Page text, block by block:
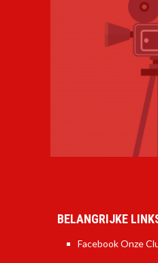
BELANGRIJKE
Facebook Onze